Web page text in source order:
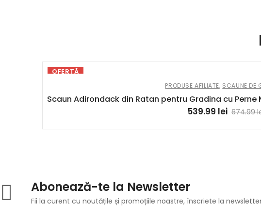
OFERTĂ
PRODUSE AFILIATE, SCAUNE DE
Scaun Adirondack din Ratan pentru Gradina cu
674.99
539.99 lei
Abonează-te la Newsletter
Fii la curent cu noutățile și promoțiile noastre, înscriete la